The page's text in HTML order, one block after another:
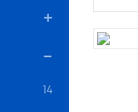
14